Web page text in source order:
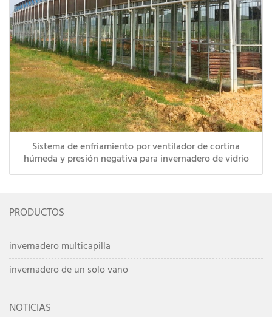
Sistema de enfriamiento por ventilador de cortina
húmeda y presión negativa para invernadero de vidrio
PRODUCTOS
invernadero multicapilla
invernadero de un solo vano
NOTICIAS